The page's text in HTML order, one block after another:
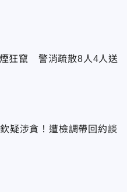
狂竄 警消疏散8人4人送
疑涉貪！遭檢調帶回約談